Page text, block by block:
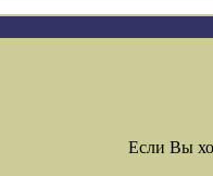
Если Вы